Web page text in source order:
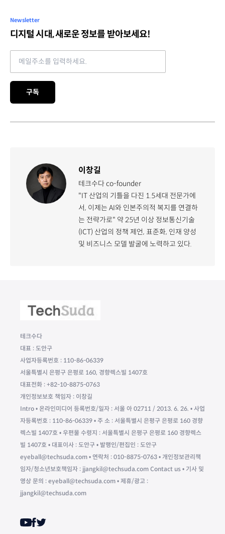
Newsletter
디지털 시대, 새로운 정보를 받아보세요!
Email address
구독
이창길
테크수다 co-founder
"IT 산업의 기틀을 다진 1.5세대 전문가에
서, 이제는 AI와 인본주의적 복지를 연결하
는 전략가로" 약 25년 이상 정보통신기술
(ICT) 산업의 정책 제언, 표준화, 인재 양성
및 비즈니스 모델 발굴에 노력하고 있다.
테크수다
대표 : 도안구
사업자등록번호 : 110-86-06339
서울특별시 은평구 은평로 160, 경향렉스빌 1407호
대표전화 : +82-10-8875-0763
개인정보보호 책임자 : 이창길
Intro • 온라인미디어 등록번호/일자 : 서울 아 02711 / 2013. 6. 26. • 사업
자등록번호 : 110-86-06339 • 주 소 : 서울특별시 은평구 은평로 160 경향
렉스빌 1407호 • 우편물 수령지 : 서울특별시 은평구 은평로 160 경향렉스
빌 1407호 • 대표이사 : 도안구 • 발행인/편집인 : 도안구
eyeball@techsuda.com • 연락처 : 010-8875-0763 • 개인정보관리책
임자/청소년보호책임자 : jjangkil@techsuda.com Contact us • 기사 및
영상 문의 : eyeball@techsuda.com • 제휴/광고 :
jjangkil@techsuda.com